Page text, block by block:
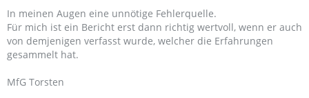
In meinen Augen eine unnötige Fehlerquelle.
Für mich ist ein Bericht erst dann richtig wertvoll, wenn er auch
von demjenigen verfasst wurde, welcher die Erfahrungen
gesammelt hat.
MfG Torsten